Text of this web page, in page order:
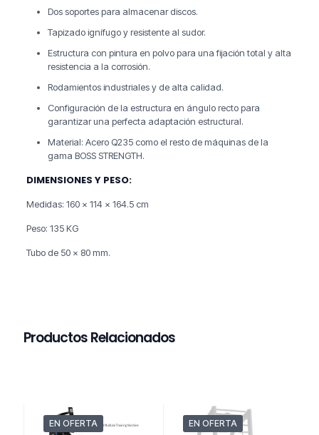
Dos soportes para almacenar discos.
Tapizado ignífugo y resistente al sudor.
Estructura con pintura en polvo para una fijación total y alta
resistencia a la corrosión.
Rodamientos industriales y de alta calidad.
Configuración de la estructura en ángulo recto para
garantizar una perfecta adaptación estructural.
Material: Acero Q235 como el resto de máquinas de la
gama BOSS STRENGTH.
DIMENSIONES Y PESO:
Medidas: 160 x 114 x 164.5 cm
Peso: 135 KG
Tubo de 50 x 80 mm.
Productos Relacionados
EN OFERTA EN OFERTA